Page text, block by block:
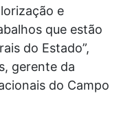
e
que estão
do Estado”,
gerente da
do Campo